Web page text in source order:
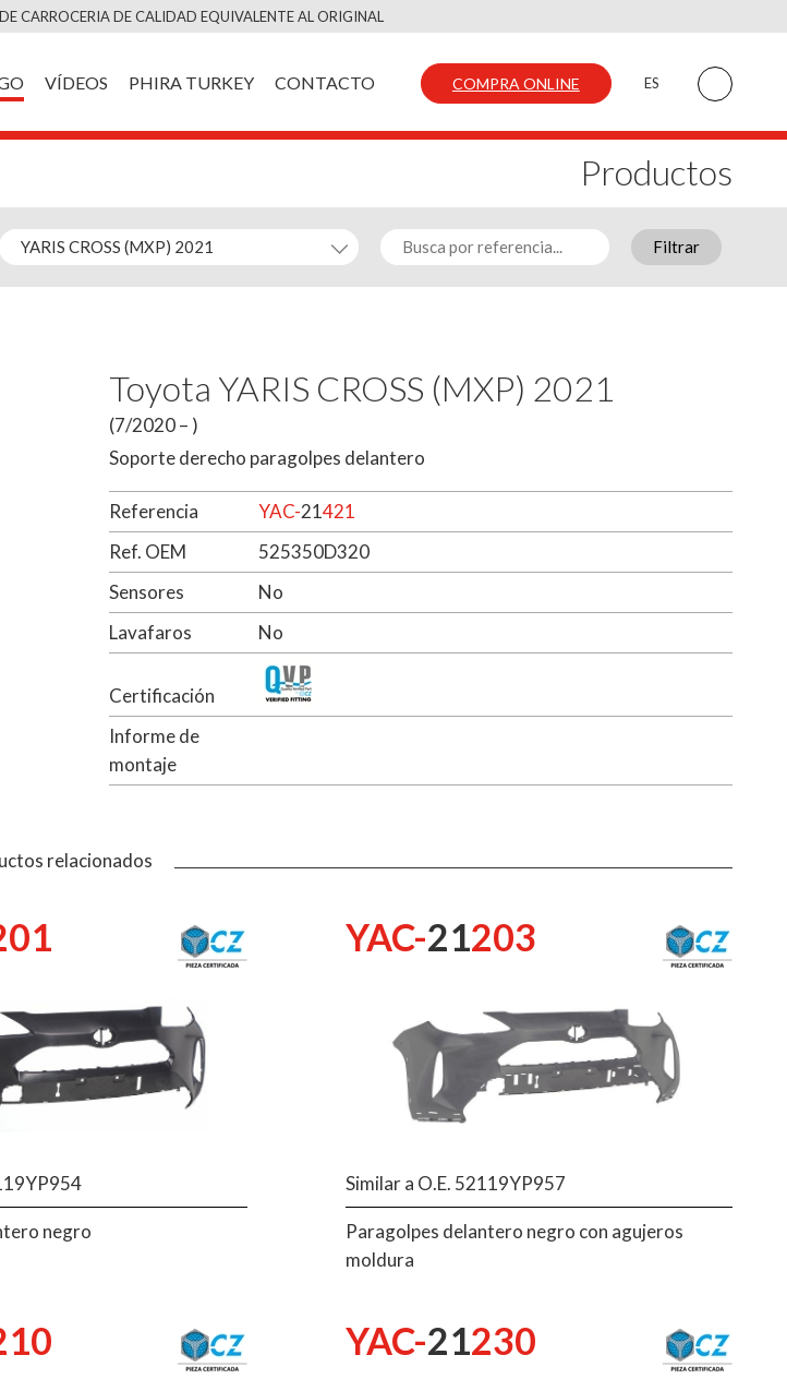
Saltar
contenido
CARROCERIA DE CALIDAD EQUIVALENTE AL ORIGINAL
VÍDEOS PHIRA TURKEY CONTACTO COMPRA ONLINE ES
Productos
Filtrar
Toyota YARIS CROSS (MXP) 2021
(7/2020 – )
Soporte derecho paragolpes delantero
Referencia YAC-21421
Ref. OEM
525350D320
Sensores
No
Lavafaros
No
Certificación
Informe de
montaje
relacionados
negro
YAC-21203
Similar a O.E. 52119YP957
Paragolpes delantero negro con agujeros
moldura
YAC-21230